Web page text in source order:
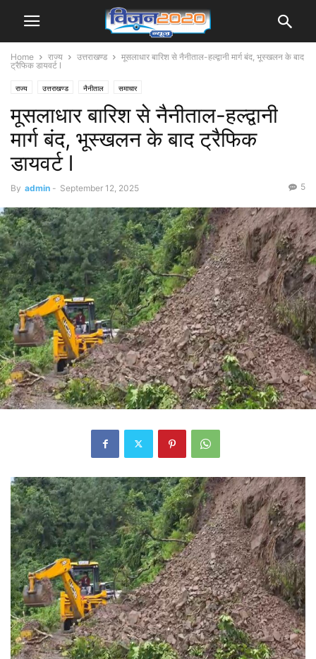
Home राज्य उत्तराखण्ड
मूसलाधार बारिश से नैनीताल-हल्द्वानी मार्ग बंद, भूस्खलन के बाद
ट्रैफिक डायवर्ट l
राज्य उत्तराखण्ड नैनीताल समाचार
मूसलाधार बारिश से नैनीताल-हल्द्वानी
मार्ग बंद, भूस्खलन के बाद ट्रैफिक
डायवर्ट l
By admin - September 12, 2025 5